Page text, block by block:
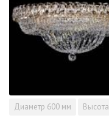
Диаметр 600 мм Высота